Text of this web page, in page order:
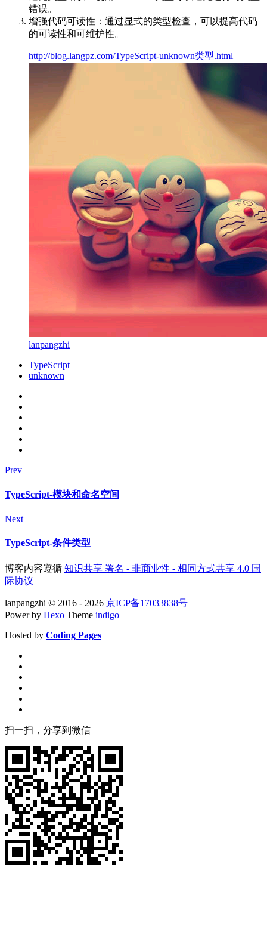
错误。
增强代码可读性：通过显式的类型检查，可以提高代码
的可读性和可维护性。
http://blog.langpz.com/TypeScript-unknown类型.html
lanpangzhi
TypeScript
unknown
Prev
TypeScript-模块和命名空间
Next
TypeScript-条件类型
博客内容遵循 知识共享 署名 - 非商业性 - 相同方式共享 4.0 国
际协议
lanpangzhi © 2016 - 2026 京ICP备17033838号
Power by Hexo Theme indigo
Hosted by Coding Pages
扫一扫，分享到微信